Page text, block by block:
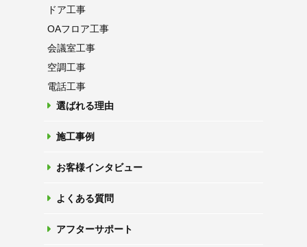
ドア工事
OAフロア工事
会議室工事
空調工事
電話工事
選ばれる理由
施工事例
お客様インタビュー
よくある質問
アフターサポート